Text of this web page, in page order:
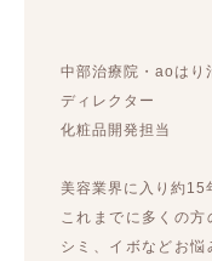
中部治療院・aoはり
ディレクター
化粧品開発担当
美容業界に入り約15
これまでに多くの方
シミ、イボなどお